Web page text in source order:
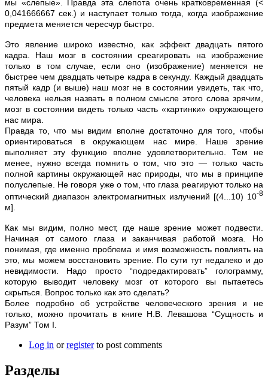
мы «слепые». Правда эта слепота очень кратковременная (<
0,041666667 сек.) и наступает только тогда, когда изображение
предмета меняется чересчур быстро.
Это явление широко известно, как эффект двадцать пятого
кадра. Наш мозг в состоянии среагировать на изображение
только в том случае, если оно (изображение) меняется не
быстрее чем двадцать четыре кадра в секунду. Каждый двадцать
пятый кадр (и выше) наш мозг не в состоянии увидеть, так что,
человека нельзя назвать в полном смысле этого слова зрячим,
мозг в состоянии видеть только часть «картинки» окружающего
нас мира.
Правда то, что мы видим вполне достаточно для того, чтобы
ориентироваться в окружающем нас мире. Наше зрение
выполняет эту функцию вполне удовлетворительно. Тем не
менее, нужно всегда помнить о том, что это — только часть
полной картины окружающей нас природы, что мы в принципе
полуслепые. Не говоря уже о том, что глаза реагируют только на
оптический диапазон электромагнитных излучений [(4...10) 10-8
м].
Как мы видим, полно мест, где наше зрение может подвести.
Начиная от самого глаза и заканчивая работой мозга. Но
понимая, где именно проблема и имя возможность повлиять на
это, мы можем восстановить зрение. По сути тут недалеко и до
невидимости. Надо просто “подредактировать” голограмму,
которую выводит человеку мозг от которого вы пытаетесь
скрыться. Вопрос только как это сделать?
Более подробно об устройстве человеческого зрения и не
только, можно прочитать в книге Н.В. Левашова “Сущность и
Разум” Том I.
Log in orregisterto post comments
Разделы